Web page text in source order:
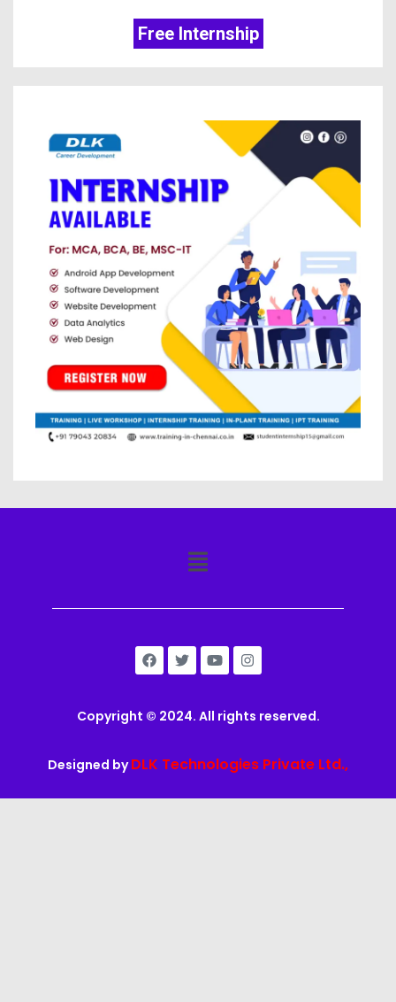
Free Internship
Copyright © 2024. All rights reserved.
Designed byDLK Technologies Private Ltd.,